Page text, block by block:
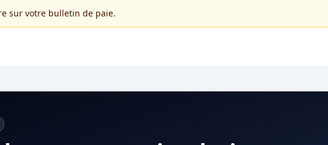
sur votre bulletin de paie.